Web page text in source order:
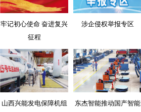
牢记初心使命 奋进复兴
征程
涉企侵权举报专区
山西兴能发电保障机组
东杰智能推动国产智能